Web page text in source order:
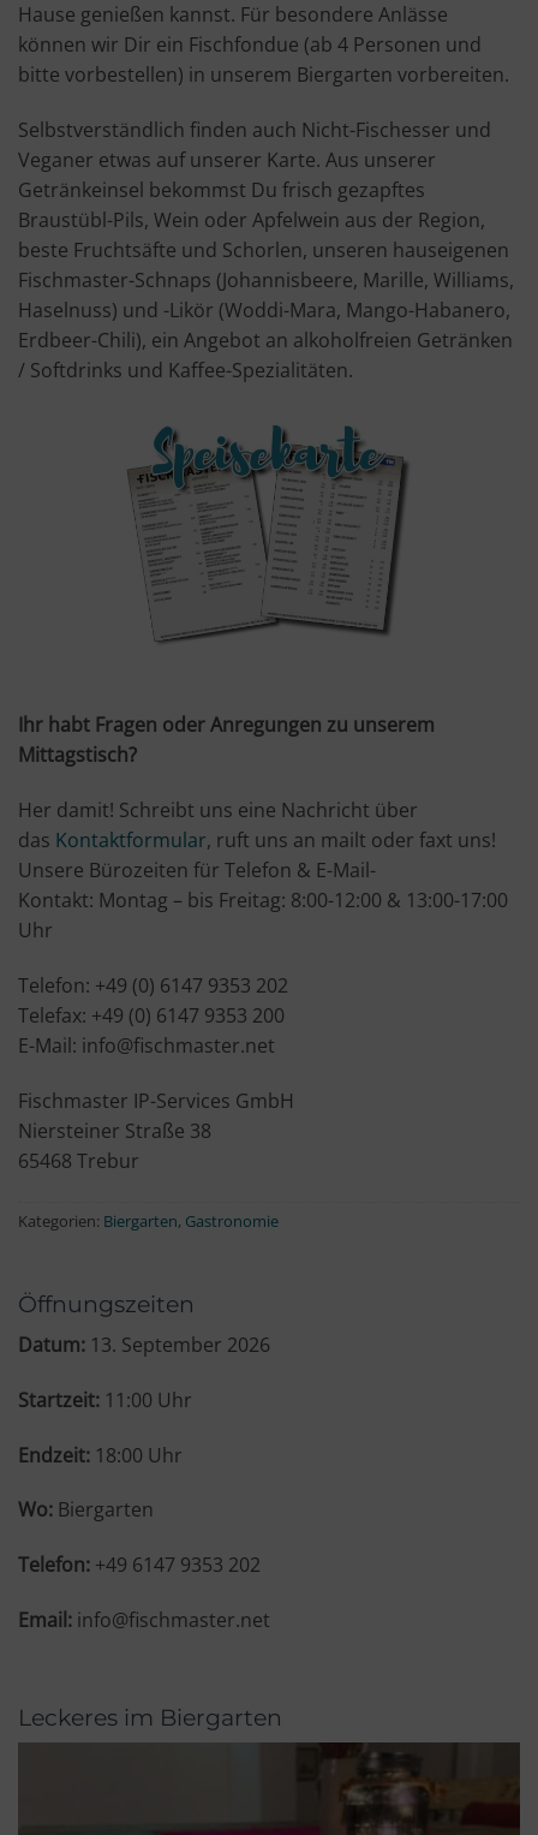
Hause genießen kannst. Für besondere Anlässe
können wir Dir ein Fischfondue (ab 4 Personen und
bitte vorbestellen) in unserem Biergarten vorbereiten.
Selbstverständlich finden auch Nicht-Fischesser und
Veganer etwas auf unserer Karte. Aus unserer
Getränkeinsel bekommst Du frisch gezapftes
Braustübl-Pils, Wein oder Apfelwein aus der Region,
beste Fruchtsäfte und Schorlen, unseren hauseigenen
Fischmaster-Schnaps (Johannisbeere, Marille, Williams,
Haselnuss) und -Likör (Woddi-Mara, Mango-Habanero,
Erdbeer-Chili), ein Angebot an alkoholfreien Getränken
/ Softdrinks und Kaffee-Spezialitäten.
Ihr habt Fragen oder Anregungen zu unserem
Mittagstisch?
Her damit! Schreibt uns eine Nachricht über
das Kontaktformular, ruft uns an mailt oder faxt uns!
Unsere Bürozeiten für Telefon & E-Mail-
Kontakt: Montag – bis Freitag: 8:00-12:00 & 13:00-17:00
Uhr
Telefon: +49 (0) 6147 9353 202
Telefax: +49 (0) 6147 9353 200
E-Mail: info@fischmaster.net
Fischmaster IP-Services GmbH
Niersteiner Straße 38
65468 Trebur
Kategorien: Biergarten, Gastronomie
Datum: 13. September 2026
Startzeit: 11:00 Uhr
Endzeit: 18:00 Uhr
Biergarten
Telefon: +49 6147 9353 202
Email: info@fischmaster.net
Leckeres im Biergarten